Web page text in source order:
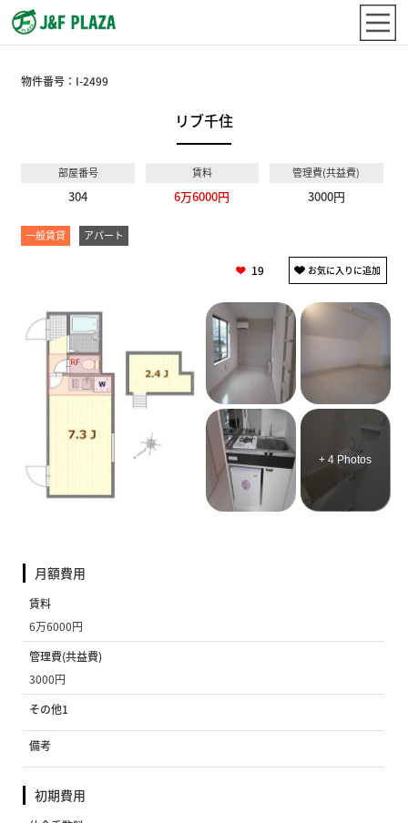
物件番号： I-2499
リブ千住
部屋番号
304
賃料
6万6000円
管理費(共益費)
3000円
一般賃貸 アパート
19
+ 4 Photos
月額費用
賃料
6万6000円
管理費(共益費)
3000円
その他1
備考
初期費用